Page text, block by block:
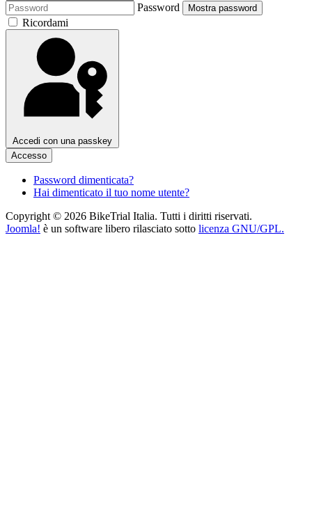
Password
Mostra password
Ricordami
Accedi con una passkey
Accesso
Password dimenticata?
Hai dimenticato il tuo nome utente?
Copyright © 2026 BikeTrial Italia. Tutti i diritti riservati.
Joomla! è un software libero rilasciato sotto licenza GNU/GPL.